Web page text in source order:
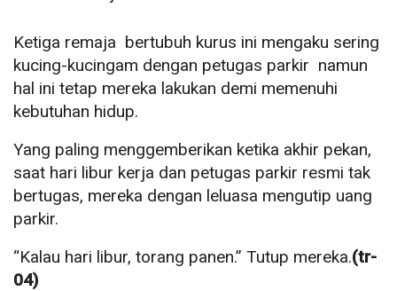
Ketiga remaja bertubuh kurus ini mengaku sering
kucing-kucingam dengan petugas parkir namun
hal ini tetap mereka lakukan demi memenuhi
kebutuhan hidup.
Yang paling menggemberikan ketika akhir pekan,
saat hari libur kerja dan petugas parkir resmi tak
bertugas, mereka dengan leluasa mengutip uang
parkir.
“Kalau hari libur, torang panen.” Tutup mereka.(tr-
04)